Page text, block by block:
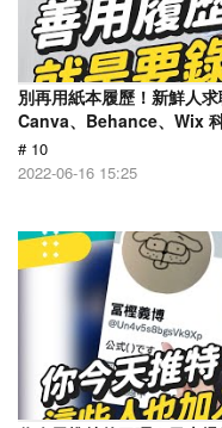
別再用紙本履歷！新鮮人
Canva、Behance、Wix
# 10
2022-06-16 15:25